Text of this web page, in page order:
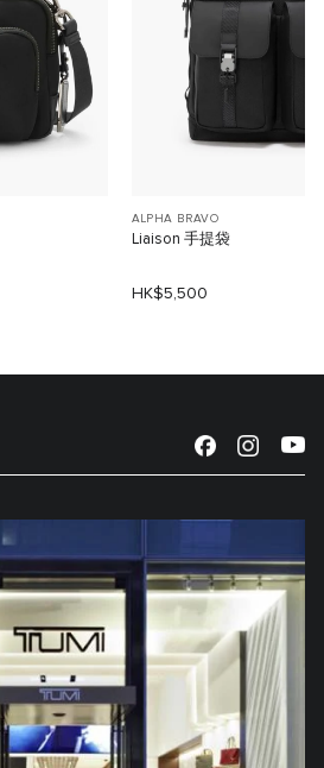
ALPHA BRAVO
Liaison 手提袋
HK$5,500